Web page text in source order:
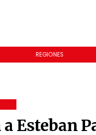
REGIONES
a Esteban